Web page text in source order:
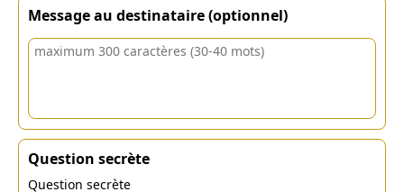
Message au destinataire (optionnel)
Question secrète
Question secrète